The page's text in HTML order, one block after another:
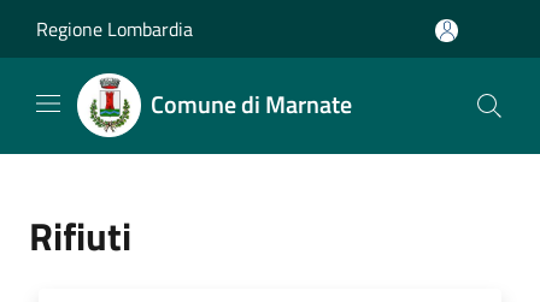
Regione Lombardia
Comune di Marnate
Rifiuti